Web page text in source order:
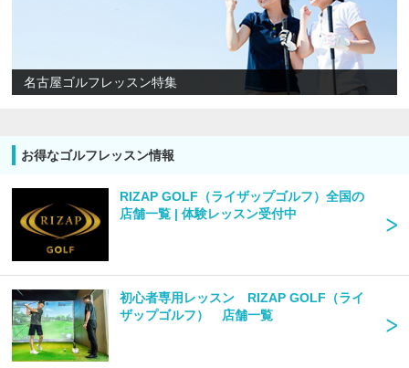
名古屋ゴルフレッスン特集
お得なゴルフレッスン情報
RIZAP GOLF（ライザップゴルフ）全国の
店舗一覧 | 体験レッスン受付中
初心者専用レッスン RIZAP GOLF（ライ
ザップゴルフ） 店舗一覧